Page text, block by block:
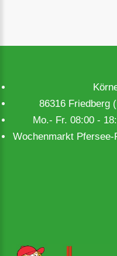
86316 Friedberg
Mo.- Fr. 08:00 -
Wochenmarkt